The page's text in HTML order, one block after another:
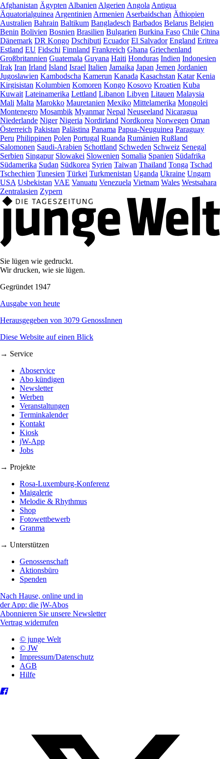
Afghanistan Ägypten Albanien Algerien Angola Antigua
Äquatorialguinea Argentinien Armenien Aserbaidschan Äthiopien
Australien Bahrain Baltikum Bangladesch Barbados Belarus Belgien
Benin Bolivien Bosnien Brasilien Bulgarien Burkina Faso Chile China
Dänemark DR Kongo Dschibuti Ecuador El Salvador England Eritrea
Estland EU Fidschi Finnland Frankreich Ghana Griechenland
Großbritannien Guatemala Guyana Haiti Honduras Indien Indonesien
Irak Iran Irland Island Israel Italien Jamaika Japan Jemen Jordanien
Jugoslawien Kambodscha Kamerun Kanada Kasachstan Katar Kenia
Kirgisistan Kolumbien Komoren Kongo Kosovo Kroatien Kuba
Kuwait Lateinamerika Lettland Libanon Libyen Litauen Malaysia
Mali Malta Marokko Mauretanien Mexiko Mittelamerika Mongolei
Montenegro Mosambik Myanmar Nepal Neuseeland Nicaragua
Niederlande Niger Nigeria Nordirland Nordkorea Norwegen Oman
Österreich Pakistan Palästina Panama Papua-Neuguinea Paraguay
Peru Philippinen Polen Portugal Ruanda Rumänien Rußland
Salomonen Saudi-Arabien Schottland Schweden Schweiz Senegal
Serbien Singapur Slowakei Slowenien Somalia Spanien Südafrika
Südamerika Sudan Südkorea Syrien Taiwan Thailand Tonga Tschad
Tschechien Tunesien Türkei Turkmenistan Uganda Ukraine Ungarn
USA Usbekistan VAE Vanuatu Venezuela Vietnam Wales Westsahara
Zentralasien Zypern
Sie lügen wie gedruckt.
Wir drucken, wie sie lügen.
Gegründet 1947
Ausgabe von heute
Herausgegeben von 3079 GenossInnen
Diese Website auf einen Blick
→ Service
Aboservice
Abo kündigen
Newsletter
Werben
Veranstaltungen
Terminkalender
Kontakt
Kiosk
jW-App
Jobs
→ Projekte
Rosa-Luxemburg-Konferenz
Maigalerie
Melodie & Rhythmus
Shop
Fotowettbewerb
Granma
→ Unterstützen
Genossenschaft
Aktionsbüro
Spenden
Nach Hause, online und in
der App: die jW-Abos
Abonnieren Sie unsere Newsletter
Vertrag widerrufen
© junge Welt
© JW
Impressum/Datenschutz
AGB
Hilfe